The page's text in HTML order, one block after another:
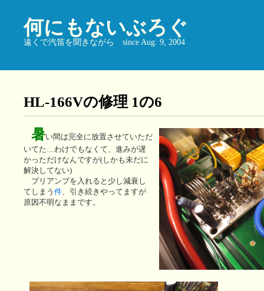
何にもないぶろぐ
遠くで汽笛を聞きながら since Aug. 9, 2004
HL-166Vの修理 1の6
暑い間は完全に放置させていただ
いてた…わけでもなくて、進みが遅
かっただけなんですが(しかも未だに
解決してない)
プリアンプを入れると少し減衰し
てしまう 件 、引き続きやってますが
原因不明なままです。